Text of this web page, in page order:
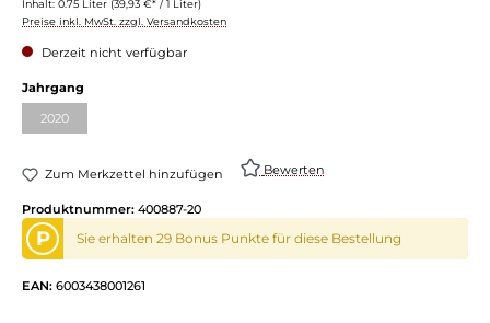
Inhalt: 0.75 Liter (39,93 €* / 1 Liter)
Preise inkl. MwSt. zzgl. Versandkosten
Derzeit nicht verfügbar
Jahrgang
2020
Zum Merkzettel hinzufügen Bewerten
Produktnummer: 400887-20
P Sie erhalten 29 Bonus Punkte für diese Bestellung
EAN: 6003438001261